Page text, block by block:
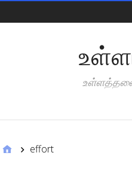
effort